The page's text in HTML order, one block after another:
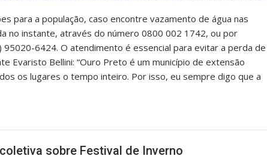
para a população, caso encontre vazamento de água nas
no instante, através do número 0800 002 1742, ou por
6424. O atendimento é essencial para evitar a perda de
Evaristo Bellini: “Ouro Preto é um município de extensão
os lugares o tempo inteiro. Por isso, eu sempre digo que a
sobre Festival de Inverno